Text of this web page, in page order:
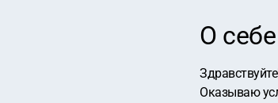
О себе
Оказываю